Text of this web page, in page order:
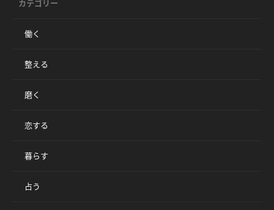
カテゴリー
働く
整える
磨く
恋する
暮らす
占う